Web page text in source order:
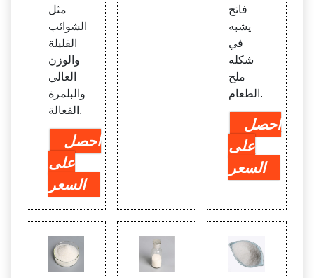
مثل
الشوائب
القليلة
والوزن
العالي
والبلمرة
الفعالة.
احصل
على
السعر
فاتح
يشبه
في
شكله
ملح
الطعام.
احصل
على
السعر